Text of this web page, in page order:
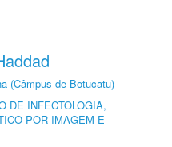
(Câmpus de Botucatu)
DE INFECTOLOGIA,
POR IMAGEM E